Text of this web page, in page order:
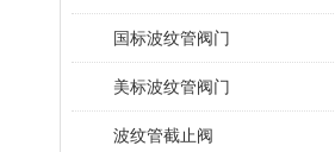
国标波纹管阀门
美标波纹管阀门
波纹管截止阀